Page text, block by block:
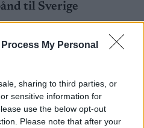
My Personal
sharing to third parties, or
sensitive information for
use the below opt-out
Please note that after your
til Sverige
137 i verden i orientering
2014, ifølge nettsiden
og var medlem i IFK